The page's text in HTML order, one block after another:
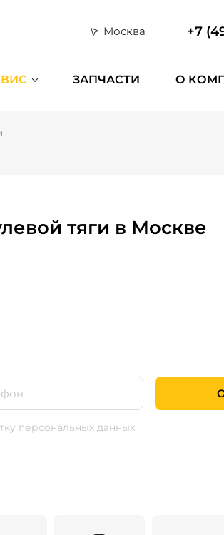
Москва +7
ЗАПЧАСТИ О
тяги в Москве
персональных данных